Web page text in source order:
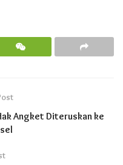
Angket Diteruskan ke